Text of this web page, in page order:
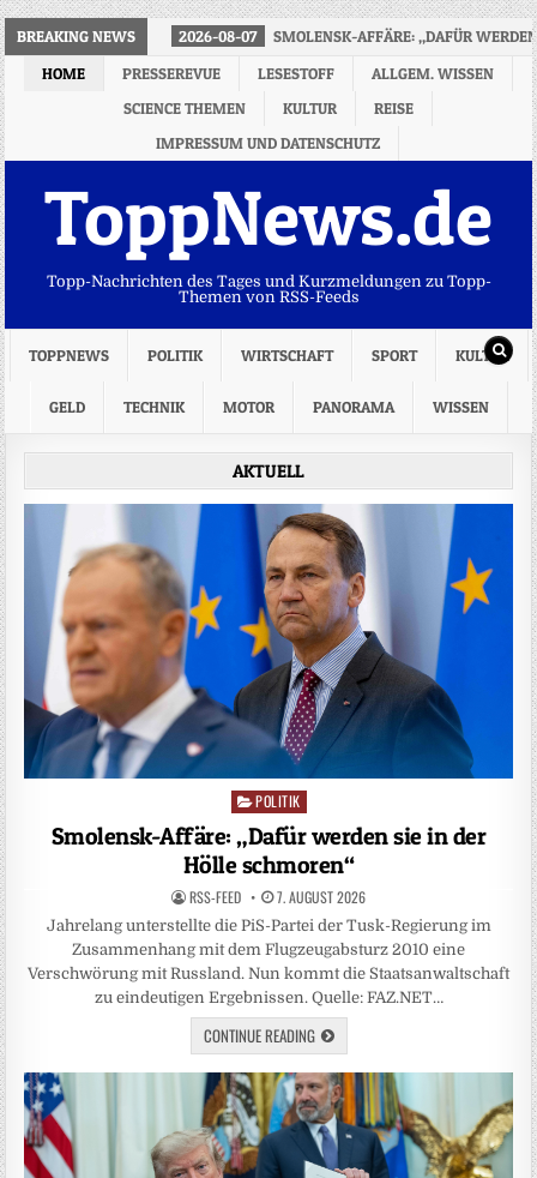
BREAKING NEWS 2026-08-07
SMOLENSK-AFFÄRE: „DAFÜR
HOME
PRESSEREVUE LESESTOFF
ALLGEM. WISSEN
SCIENCE THEMEN
KULTUR
REISE
IMPRESSUM UND DATENSCHUTZ
ToppNews.de
Topp-Nachrichten des Tages und Kurzmeldungen zu Topp-
Themen von RSS-Feeds
TOPPNEWS POLITIK WIRTSCHAFT SPORT KULTUR
GELD TECHNIK MOTOR PANORAMA WISSEN
AKTUELL
Posted
POLITIK
Smolensk-Affäre: „Dafür werden sie in der
Hölle schmoren“
RSS-FEED 7. AUGUST 2026
Jahrelang unterstellte die PiS-Partei der Tusk-Regierung im
Zusammenhang mit dem Flugzeugabsturz 2010 eine
Verschwörung mit Russland. Nun kommt die Staatsanwaltschaft
zu eindeutigen Ergebnissen. Quelle: FAZ.NET…
CONTINUE READING